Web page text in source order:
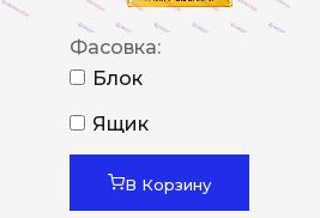
Фасовка:
Блок
Ящик
В Корзину